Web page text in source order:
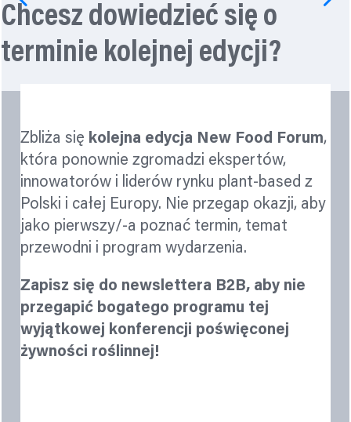
Chcesz dowiedzieć się o
terminie kolejnej edycji?
Zbliża się kolejna edycja New Food Forum,
która ponownie zgromadzi ekspertów,
innowatorów i liderów rynku plant-based z
Polski i całej Europy. Nie przegap okazji, aby
jako pierwszy/-a poznać termin, temat
przewodni i program wydarzenia.
Zapisz się do newslettera B2B, aby nie
przegapić bogatego programu tej
wyjątkowej konferencji poświęconej
żywności roślinnej!